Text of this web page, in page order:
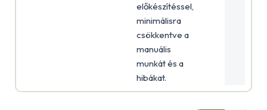
előkészítéssel,
minimálisra
csökkentve a
manuális
munkát és a
hibákat.